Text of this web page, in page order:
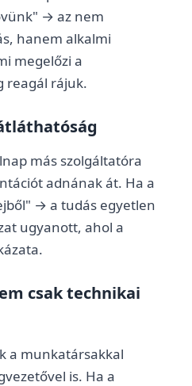
→ az nem
hanem alkalmi
megelőzi a
reagál rájuk.
más szolgáltatóra
adnának át. Ha a
→ a tudás egyetlen
ugyanott, ahol a
csak technikai
a munkatársakkal
is. Ha a